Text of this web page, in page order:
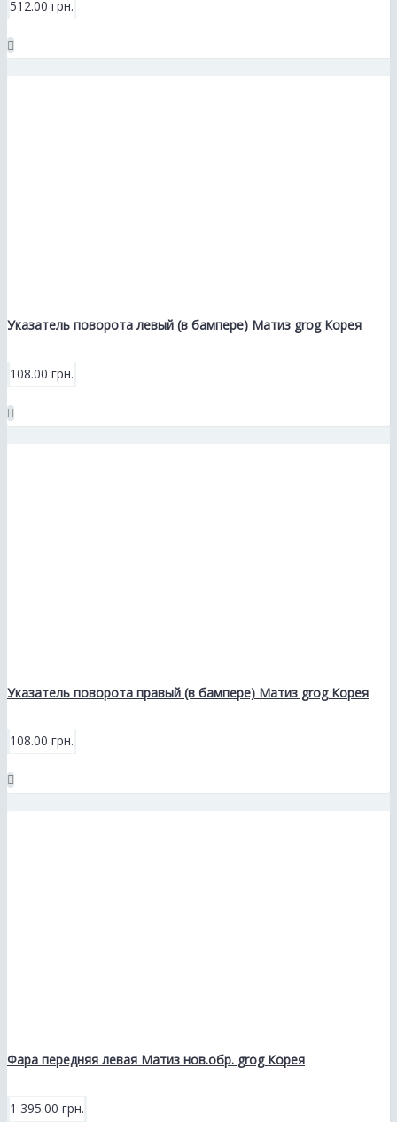
512.00 грн.
Указатель поворота левый (в бампере) Матиз grog Корея
108.00 грн.
Указатель поворота правый (в бампере) Матиз grog Корея
108.00 грн.
Фара передняя левая Матиз нов.обр. grog Корея
1 395.00 грн.